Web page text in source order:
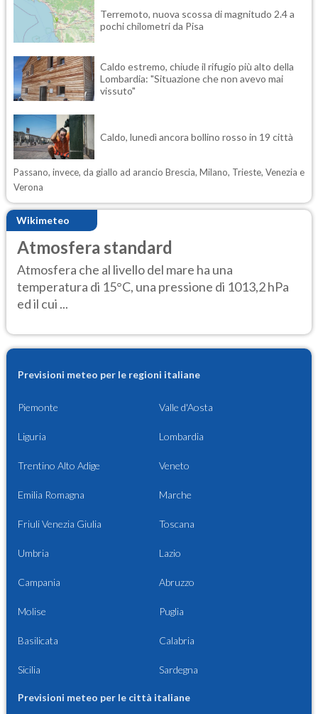
Terremoto, nuova scossa di magnitudo 2.4 a
pochi chilometri da Pisa
Caldo estremo, chiude il rifugio più alto della
Lombardia: "Situazione che non avevo mai
vissuto"
Caldo, lunedì ancora bollino rosso in 19 città
Passano, invece, da giallo ad arancio Brescia, Milano, Trieste, Venezia e
Verona
Wikimeteo
Atmosfera standard
Atmosfera che al livello del mare ha una
temperatura di 15°C, una pressione di 1013,2 hPa
ed il cui ...
Previsioni meteo per le regioni italiane
Piemonte Valle d'Aosta
Liguria Lombardia
Trentino Alto Adige Veneto
Emilia Romagna Marche
Friuli Venezia Giulia Toscana
Umbria Lazio
Campania Abruzzo
Molise Puglia
Basilicata Calabria
Sicilia Sardegna
Previsioni meteo per le città italiane